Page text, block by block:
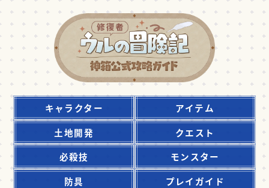
キャラクター
アイテム
土地開発
クエスト
必殺技
モンスター
防具
プレイガイド